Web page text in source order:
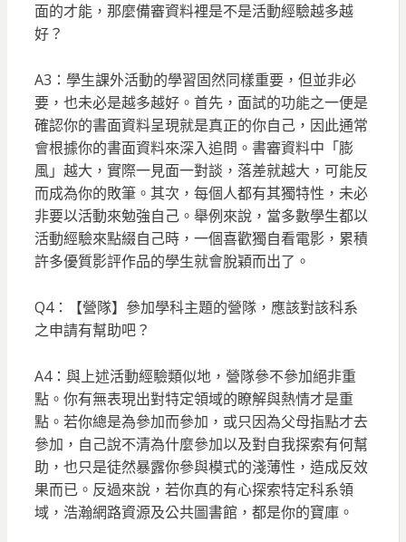
面的才能，那麼備審資料裡是不是活動經驗越多越
好？
A3：學生課外活動的學習固然同樣重要，但並非必
要，也未必是越多越好。首先，面試的功能之一便是
確認你的書面資料呈現就是真正的你自己，因此通常
會根據你的書面資料來深入追問。書審資料中「膨
風」越大，實際一見面一對談，落差就越大，可能反
而成為你的敗筆。其次，每個人都有其獨特性，未必
非要以活動來勉強自己。舉例來說，當多數學生都以
活動經驗來點綴自己時，一個喜歡獨自看電影，累積
許多優質影評作品的學生就會脫穎而出了。
Q4：【營隊】參加學科主題的營隊，應該對該科系
之申請有幫助吧？
A4：與上述活動經驗類似地，營隊參不參加絕非重
點。你有無表現出對特定領域的瞭解與熱情才是重
點。若你總是為參加而參加，或只因為父母指點才去
參加，自己說不清為什麼參加以及對自我探索有何幫
助，也只是徒然暴露你參與模式的淺薄性，造成反效
果而已。反過來說，若你真的有心探索特定科系領
域，浩瀚網路資源及公共圖書館，都是你的寶庫。